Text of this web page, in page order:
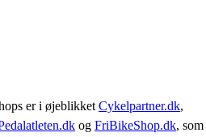
er i øjeblikket Cykelpartner.dk,
og FriBikeShop.dk, som